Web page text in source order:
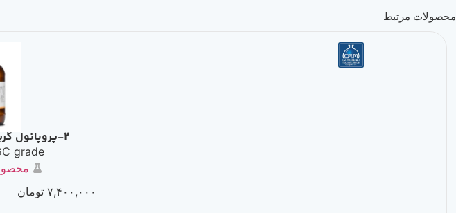
محصولات مرتبط
2-پروپانول گرید GC (دکتر مجللی)
grade
۷,۴۰۰,۰۰۰ تومان